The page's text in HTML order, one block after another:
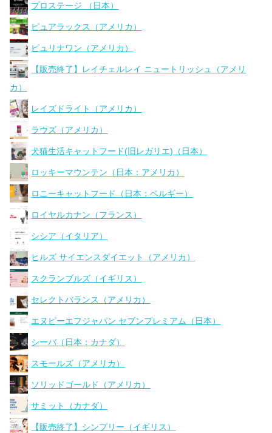
プロステージ （日本）
ピュアラックス（アメリカ）
ピュリナワン（アメリカ）
【販売終了】レイチェルレイ ニュートリッシュ（アメリ
カ）
レイズドライト（アメリカ）
ラウズ（アメリカ）
犬猫生活キャットフード(旧レガリエ)（日本）
ロッキーマウンテン（日本：アメリカ）
ロニーキャットフード（日本：ベルギー）
ロイヤルカナン（フランス）
シシア（イタリア）
ヒルズ サイエンスダイエット（アメリカ）
スクランブルズ（イギリス）
セレクトバランス（アメリカ）
エヌピーエフジャパン セブンプレミアム（日本）
シーバ（日本：カナダ）
スモールズ（アメリカ）
ソリッドゴールド（アメリカ）
サミット（カナダ）
【販売終了】シンプリー（イギリス）